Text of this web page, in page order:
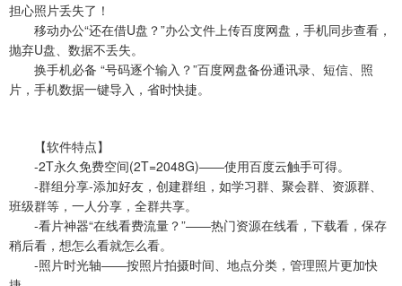
担心照片丢失了！
移动办公“还在借U盘？”办公文件上传百度网盘，手机同步查看，
抛弃U盘、数据不丢失。
换手机必备 “号码逐个输入？”百度网盘备份通讯录、短信、照
片，手机数据一键导入，省时快捷。
【软件特点】
-2T永久免费空间(2T=2048G)――使用百度云触手可得。
-群组分享-添加好友，创建群组，如学习群、聚会群、资源群、
班级群等，一人分享，全群共享。
-看片神器“在线看费流量？”――热门资源在线看，下载看，保存
稍后看，想怎么看就怎么看。
-照片时光轴――按照片拍摄时间、地点分类，管理照片更加快